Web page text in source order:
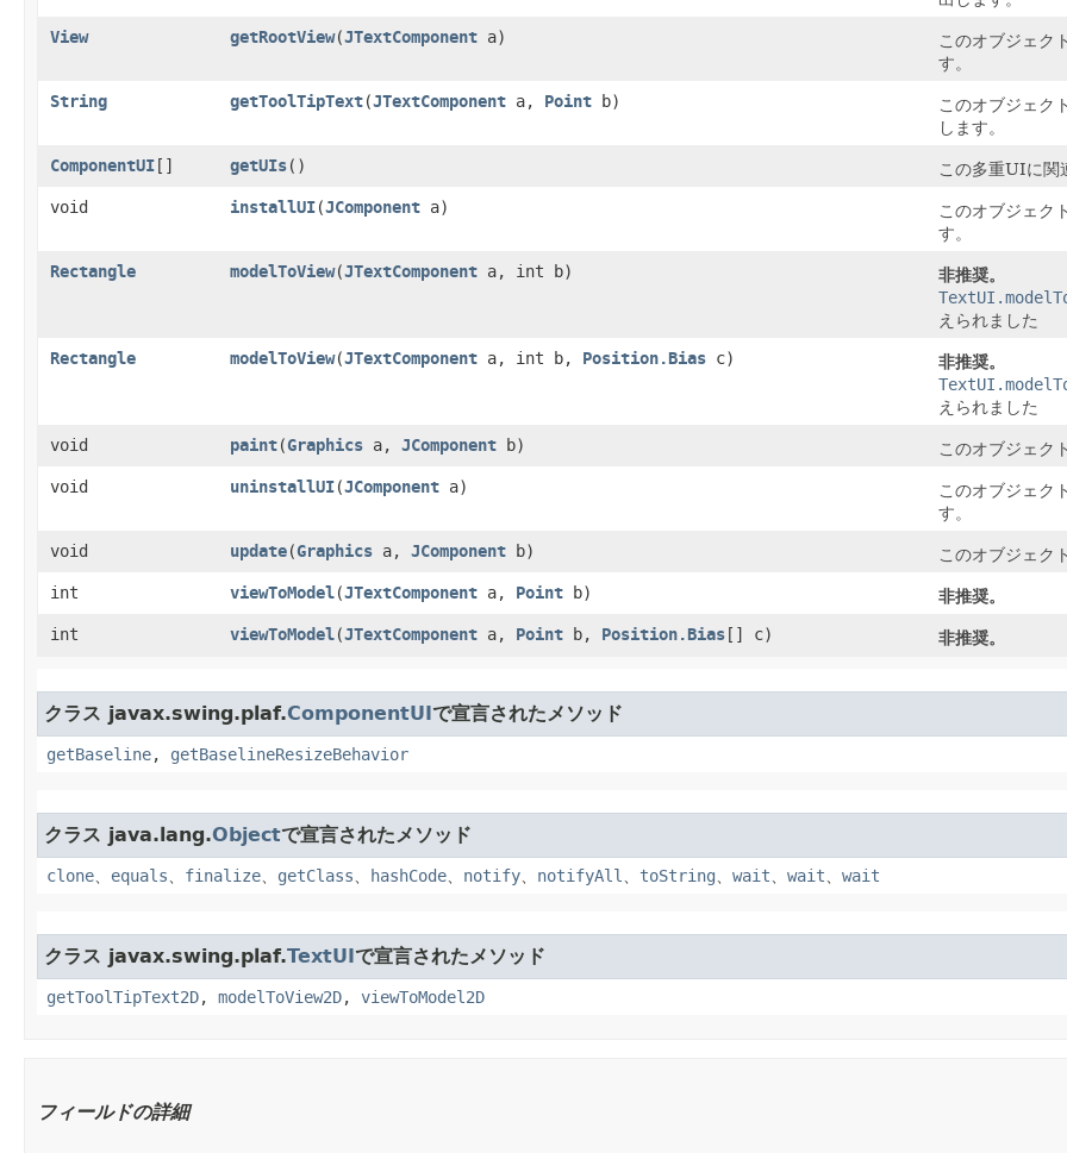
View getRootView​(JTextComponent a) このオブジェク
す。
String getToolTipText​(JTextComponent a, Point b) このオブジェク
します。
ComponentUI [] getUIs() この多重UIに関
void installUI​(JComponent a) このオブジェク
す。
Rectangle modelToView​(JTextComponent a, int b) 非推奨。
えられました
Rectangle modelToView​(JTextComponent a, int b, Position.Bias c) 非推奨。
えられました
void paint​(Graphics a, JComponent b) このオブジェク
void uninstallUI​(JComponent a) このオブジェク
す。
void update​(Graphics a, JComponent b) このオブジェク
int viewToModel​(JTextComponent a, Point b) 非推奨。
int viewToModel​(JTextComponent a, Point b, Position.Bias [] c) 非推奨。
クラス javax.swing.plaf.ComponentUIで宣言されたメソッド
getBaseline, getBaselineResizeBehavior
クラス java.lang.Objectで宣言されたメソッド
clone、 equals、 finalize、 getClass、 hashCode、 notify、 notifyAll、 toString、 wait、 wait、 wait
クラス javax.swing.plaf.TextUIで宣言されたメソッド
getToolTipText2D, modelToView2D, viewToModel2D
フィールドの詳細